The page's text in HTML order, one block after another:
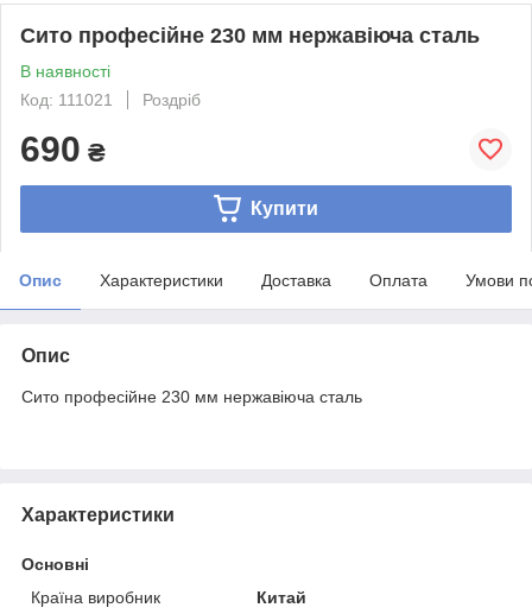
Сито професійне 230 мм нержавіюча сталь
В наявності
Код: 111021
Роздріб
690 ₴
Купити
Опис Характеристики Доставка Оплата Умови
Опис
Сито професійне 230 мм нержавіюча сталь
Характеристики
Основні
Країна виробник
Китай